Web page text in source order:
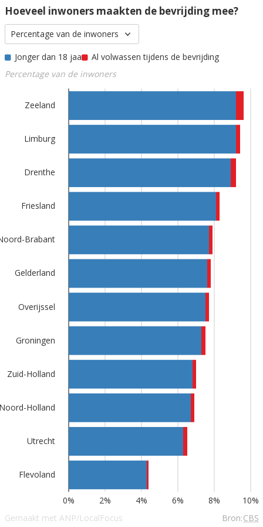
Percentage van de inwoners
Hoeveel inwoners maakten de bevrijding mee?
Percentage van de inwoners
Jonger dan 18 jaar Al volwassen tijdens de bevrijding
0% 2% 4% 6% 8% 10%
Bron:CBS
Gemaakt met ANP/LocalFocus
Zeeland
Limburg
Drenthe
Friesland
Brabant
Gelderland
Overijssel
Groningen
Zuid-Holland
Holland
Utrecht
Flevoland